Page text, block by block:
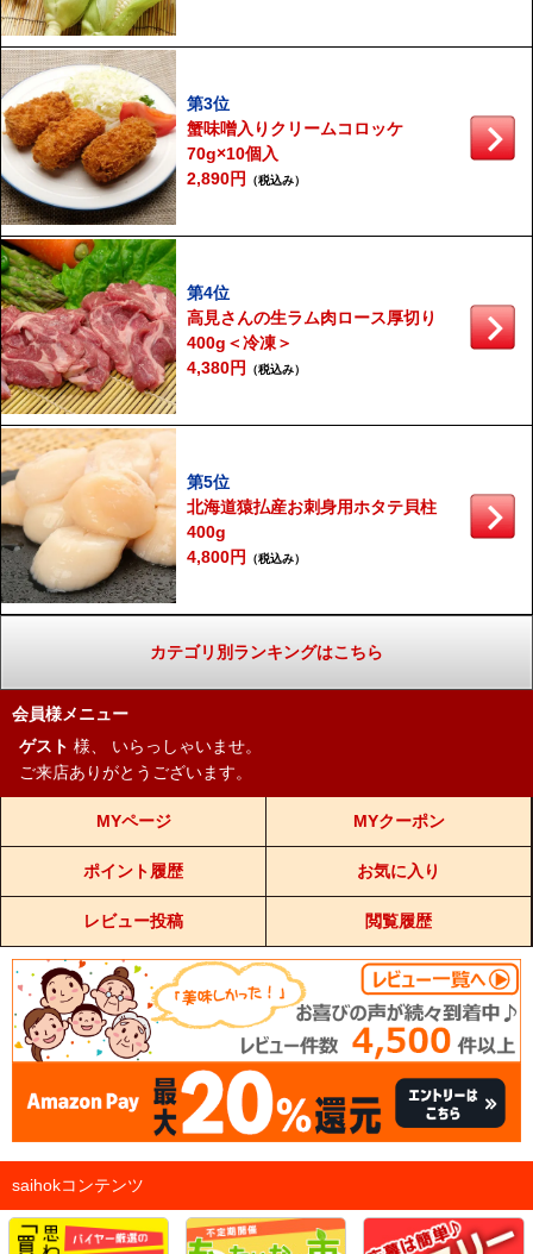
第3位
蟹味噌入りクリームコロッケ
70g×10個入
2,890円
（税込み）
第4位
高見さんの生ラム肉ロース厚切り
400g＜冷凍＞
4,380円
（税込み）
第5位
北海道猿払産お刺身用ホタテ貝柱
400g
4,800円
（税込み）
カテゴリ別ランキングはこちら
会員様メニュー
ゲスト 様、
いらっしゃいませ。
ご来店ありがとうございます。
MYページ MYクーポン
ポイント履歴 お気に入り
レビュー投稿 閲覧履歴
saihokコンテンツ